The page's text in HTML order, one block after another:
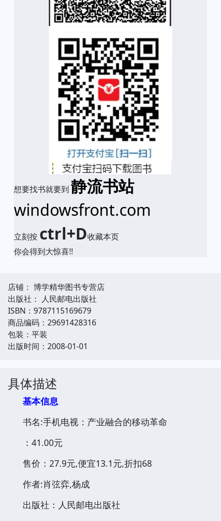
想要找书就要到 静流书站
windowsfront.com
立刻按 ctrl+D收藏本页
你会得到大惊喜!!
店铺： 博学精华图书专营店
出版社： 人民邮电出版社
ISBN：9787115169679
商品编码：29691428316
包装：平装
出版时间：2008-01-01
具体描述
基本信息
书名:手机电视：产业融合的移动革命
：41.00元
售价：27.9元,便宜13.1元,折扣68
作者:肖弦弈,杨成
出版社：人民邮电出版社